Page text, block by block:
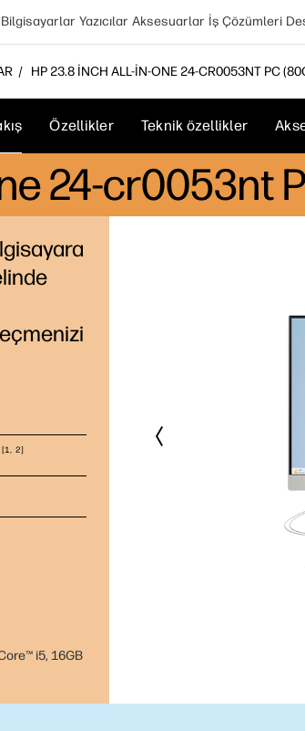
Yazıcılar Aksesuarlar İş Çözümleri
HP 23.8 INCH ALL-IN-ONE 24-CR0053NT PC
Özellikler Teknik özellikler
24-cr0053nt
1 2
i5, 16GB